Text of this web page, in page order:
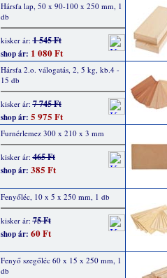
Hársfa lap, 50 x 90-100 x 250 mm, 1
db
kisker ár:1 545 Ft
shop ár: 1 080 Ft
Hársfa 2.o. válogatás, 2, 5 kg, kb.4 -
15 db
kisker ár:7 745 Ft
shop ár: 5 975 Ft
Furnérlemez 300 x 210 x 3 mm
kisker ár:465 Ft
shop ár: 385 Ft
Fenyőléc, 10 x 5 x 250 mm, 1 db
kisker ár:75 Ft
shop ár: 60 Ft
Fenyő szegőléc 60 x 15 x 250 mm, 1
db